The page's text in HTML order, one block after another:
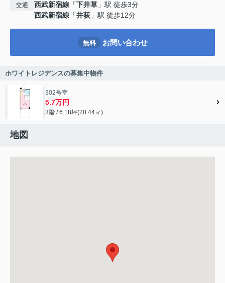
交通 西武新宿線 「下井草 」駅 徒歩3分
西武新宿線 「井荻 」駅 徒歩12分
無料 お問い合わせ
ホワイトレジデンスの募集中物件
302号室
5.7万円
3階 / 6.18坪(20.44㎡)
地図